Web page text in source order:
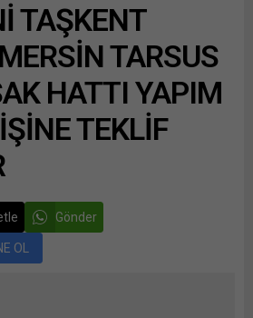
TAŞKENT
TARSUS
HATTI YAPIM
TEKLİF
Gönder
OL